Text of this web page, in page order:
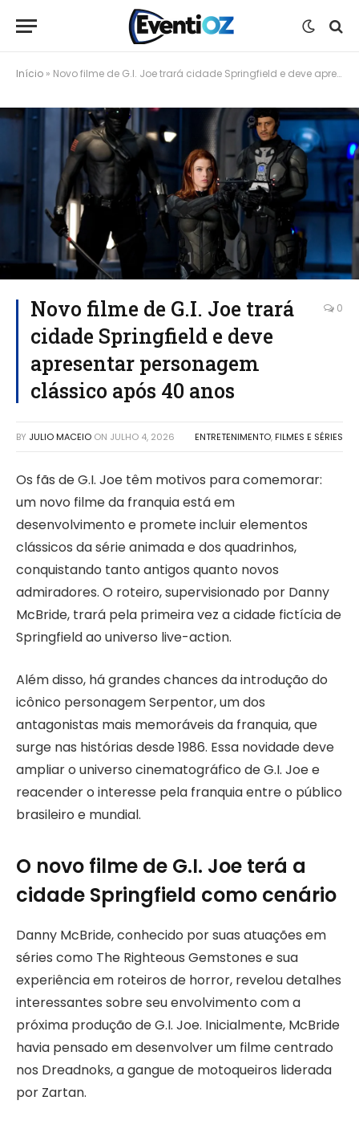
Início » Novo filme de G.I. Joe trará cidade Springfield e deve apresentar personagem clássico após 40 anos
Novo filme de G.I. Joe trará
cidade Springfield e deve
apresentar personagem
clássico após 40 anos
0
BY JULIO MACEIO ON JULHO 4, 2026 ENTRETENIMENTO, FILMES E SÉRIES
Os fãs de G.I. Joe têm motivos para comemorar:
um novo filme da franquia está em
desenvolvimento e promete incluir elementos
clássicos da série animada e dos quadrinhos,
conquistando tanto antigos quanto novos
admiradores. O roteiro, supervisionado por Danny
McBride, trará pela primeira vez a cidade fictícia de
Springfield ao universo live-action.
Além disso, há grandes chances da introdução do
icônico personagem Serpentor, um dos
antagonistas mais memoráveis da franquia, que
surge nas histórias desde 1986. Essa novidade deve
ampliar o universo cinematográfico de G.I. Joe e
reacender o interesse pela franquia entre o público
brasileiro e mundial.
O novo filme de G.I. Joe terá a
cidade Springfield como cenário
Danny McBride, conhecido por suas atuações em
séries como The Righteous Gemstones e sua
experiência em roteiros de horror, revelou detalhes
interessantes sobre seu envolvimento com a
próxima produção de G.I. Joe. Inicialmente, McBride
havia pensado em desenvolver um filme centrado
nos Dreadnoks, a gangue de motoqueiros liderada
por Zartan.